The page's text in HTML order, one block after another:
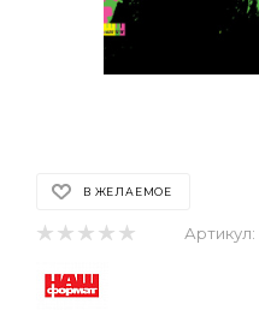
В ЖЕЛАЕМОЕ
Артикул: